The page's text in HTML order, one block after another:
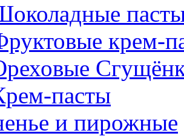
крем-
пасты
и пирожные